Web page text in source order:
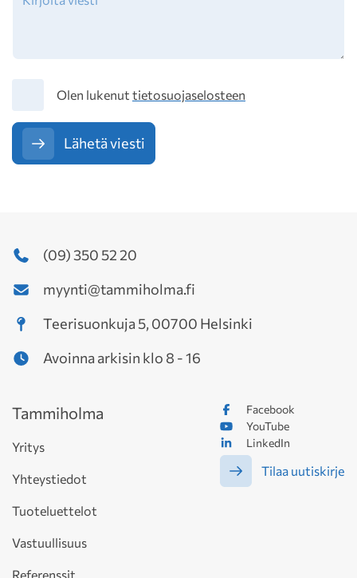
TietosuojaOlen lukenut tietosuojaselosteen
Lähetä viesti
(09) 350 52 20
myynti@tammiholma.fi
Teerisuonkuja 5, 00700 Helsinki
Avoinna arkisin klo 8 - 16
Facebook
YouTube
LinkedIn
Tilaa uutiskirje
Tammiholma
Yritys
Yhteystiedot
Tuoteluettelot
Vastuullisuus
Referenssit